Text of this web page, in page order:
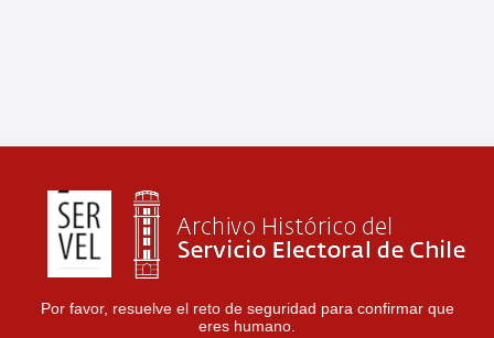
Por favor, resuelve el reto de seguridad para confirmar que
eres humano.